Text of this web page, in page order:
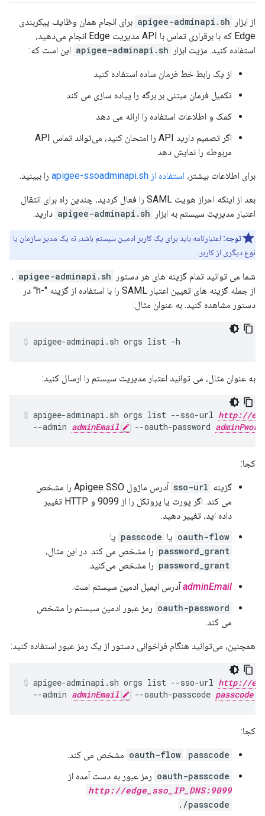
از ابزار apigee-adminapi.sh برای انجام همان وظایف پیکربندی
Edge که با برقراری تماس با API مدیریت Edge انجام می‌دهید،
استفاده کنید. مزیت ابزار
apigee-adminapi.sh این است که:
از یک رابط خط فرمان ساده استفاده کنید
تکمیل فرمان مبتنی بر برگه را پیاده سازی می کند
کمک و اطلاعات استفاده را ارائه می دهد
اگر تصمیم دارید API را امتحان کنید، می‌تواند تماس API
مربوطه را نمایش دهد
برای اطلاعات بیشتر، استفاده از apigee-ssoadminapi.sh را ببینید.
بعد از اینکه احراز هویت SAML را فعال کردید، چندین راه برای انتقال
اعتبار مدیریت سیستم به ابزار
apigee-adminapi.sh دارید.
توجه: اعتبارنامه باید برای یک کاربر ادمین سیستم باشد، نه یک مدیر سازمان یا
نوع دیگری از کاربر.
شما می توانید تمام گزینه های هر دستور apigee-adminapi.sh ،
از جمله گزینه های تعیین اعتبار SAML را با استفاده از گزینه "-h" در
دستور مشاهده کنید. به عنوان مثال:
apigee-adminapi.sh orgs list -h
به عنوان مثال، می توانید اعتبار مدیریت سیستم را ارسال کنید:
apigee-adminapi.sh orgs list --sso-url http://
  --admin
adminEmail --oauth-password adminPword
کجا:
گزینه sso-url
آدرس ماژول Apigee SSO را مشخص
می کند. اگر پورت یا پروتکل را از 9099 و HTTP تغییر
داده اید، تغییر دهید.
oauth-flow یا passcode یا
password_grant را مشخص می کند. در این مثال،
password_grant را مشخص می‌کنید.
adminEmailآدرس ایمیل ادمین سیستم است.
oauth-password رمز عبور ادمین سیستم را مشخص
می کند.
همچنین، می‌توانید هنگام فراخوانی دستور از یک رمز عبور استفاده کنید:
apigee-adminapi.sh orgs list --sso-url http://
  --admin
adminEmail --oauth-passcode passcode
کجا:
oauth-flow passcode
مشخص می کند.
oauth-passcode رمز عبور به دست آمده از
http://edge_sso_IP_DNS:9099
/passcode.